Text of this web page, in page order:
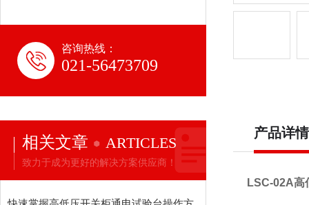
咨询热线：
021-56473709
相关文章 ARTICLES
致力于成为更好的解决方案供应商！
产品详情
LSC-02A高